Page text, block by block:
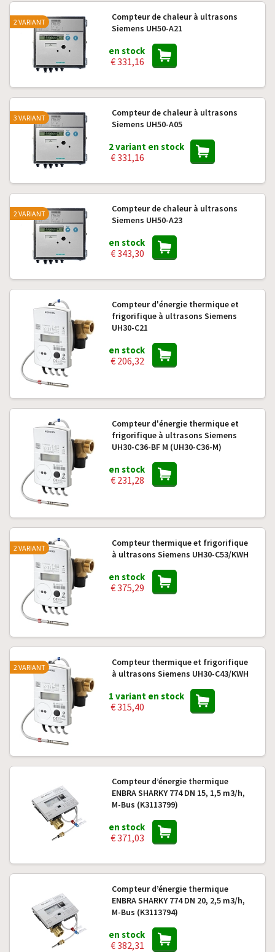
Compteur de chaleur à ultrasons
Siemens UH50-A21
en stock
€ 331,16
2 VARIANT
Compteur de chaleur à ultrasons
Siemens UH50-A05
2 variant en stock
€ 331,16
3 VARIANT
Compteur de chaleur à ultrasons
Siemens UH50-A23
en stock
€ 343,30
2 VARIANT
Compteur d'énergie thermique et
frigorifique à ultrasons Siemens
UH30-C21
en stock
€ 206,32
Compteur d'énergie thermique et
frigorifique à ultrasons Siemens
UH30-C36-BF M (UH30-C36-M)
en stock
€ 231,28
Compteur thermique et frigorifique
à ultrasons Siemens UH30-C53/KWH
en stock
€ 375,29
2 VARIANT
Compteur thermique et frigorifique
à ultrasons Siemens UH30-C43/KWH
1 variant en stock
€ 315,40
2 VARIANT
Compteur d’énergie thermique
ENBRA SHARKY 774 DN 15, 1,5 m3/h,
M-Bus (K3113799)
en stock
€ 371,03
Compteur d’énergie thermique
ENBRA SHARKY 774 DN 20, 2,5 m3/h,
M-Bus (K3113794)
en stock
€ 382,31